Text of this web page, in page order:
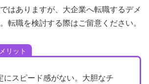
はありますが、大企業へ転職するデメ
転職を検討する際はご留意ください。
リット
にスピード感がない。大胆なチ